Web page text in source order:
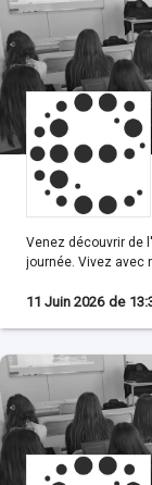
Venez découvrir de
journée. Vivez avec nos étudiants leur quotidien en cours pour vous
11 Juin 2026 de